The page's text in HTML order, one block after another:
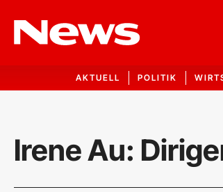
AKTUELL POLITIK
Irene Au: